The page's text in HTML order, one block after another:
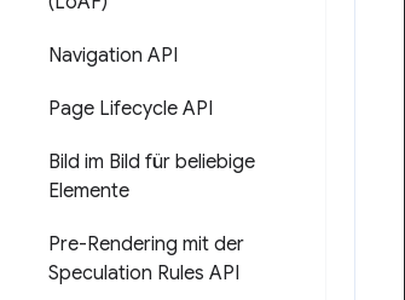
Navigation API
Page Lifecycle API
Bild im Bild für beliebige
Elemente
Pre-Rendering mit der
Speculation Rules API